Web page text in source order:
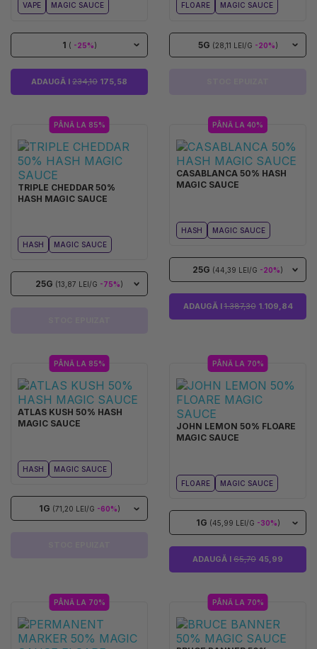
VAPE MAGIC SAUCE
1 ( -25%)
ADAUGĂ I 234,10 175,58
FLOARE MAGIC SAUCE
5G (28,11 LEI/G -20%)
PÂNĂ LA 85%
TRIPLE CHEDDAR 50%
HASH MAGIC SAUCE
HASH MAGIC SAUCE
25G (13,87 LEI/G -75%)
PÂNĂ LA 40%
CASABLANCA 50% HASH
MAGIC SAUCE
HASH MAGIC SAUCE
25G (44,39 LEI/G -20%)
ADAUGĂ I1.387,301.109,84
PÂNĂ LA 85%
ATLAS KUSH 50% HASH
MAGIC SAUCE
HASH MAGIC SAUCE
1G (71,20 LEI/G -60%)
PÂNĂ LA 70%
JOHN LEMON 50% FLOARE
MAGIC SAUCE
FLOARE MAGIC SAUCE
1G (45,99 LEI/G -30%)
ADAUGĂ I 65,70 45,99
PÂNĂ LA 70% PÂNĂ LA 70%